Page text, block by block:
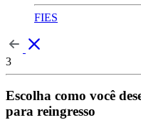
FIES
3
Escolha como você
para reingresso